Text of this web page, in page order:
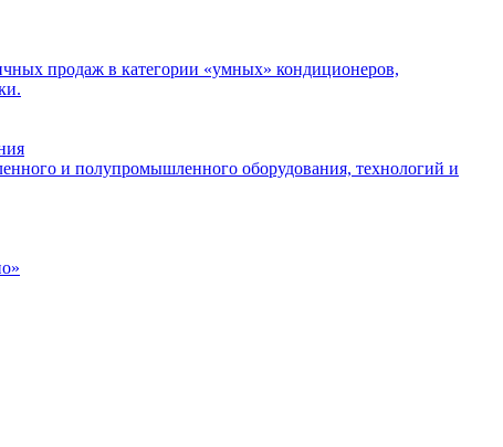
продаж в категории «умных» кондиционеров,
и полупромышленного оборудования, технологий и